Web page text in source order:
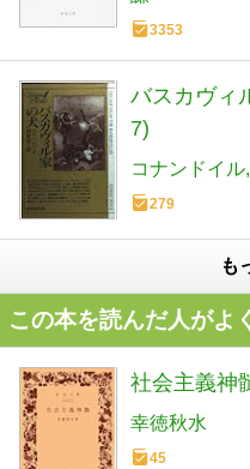
3353
バスカヴィ
7)
コナンドイル
279
も
この本を読んだ人がよ
社会主義神
幸徳秋水
45